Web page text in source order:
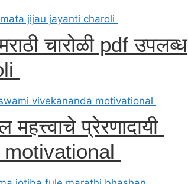
चारोळी pdf उपलब्ध
महत्त्वाचे प्रेरणादायी